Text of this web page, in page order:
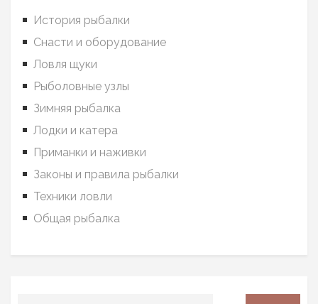
История рыбалки
Снасти и оборудование
Ловля щуки
Рыболовные узлы
Зимняя рыбалка
Лодки и катера
Приманки и наживки
Законы и правила рыбалки
Техники ловли
Общая рыбалка